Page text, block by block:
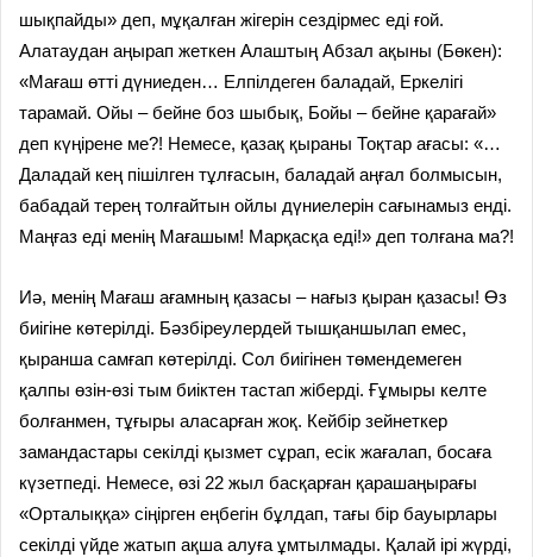
шықпайды» деп, мұқалған жігерін сездірмес еді ғой.
Алатаудан аңырап жеткен Алаштың Абзал ақыны (Бөкен):
«Мағаш өтті дүниеден… Елпілдеген баладай, Еркелігі
тарамай. Ойы – бейне боз шыбық, Бойы – бейне қарағай»
деп күңірене ме?! Немесе, қазақ қыраны Тоқтар ағасы: «…
Даладай кең пішілген тұлғасын, баладай аңғал болмысын,
бабадай терең толғайтын ойлы дүниелерін сағынамыз енді.
Маңғаз еді менің Мағашым! Марқасқа еді!» деп толғана ма?!
Иә, менің Мағаш ағамның қазасы – нағыз қыран қазасы! Өз
биігіне көтерілді. Бәзбіреулердей тышқаншылап емес,
қыранша самғап көтерілді. Сол биігінен төмендемеген
қалпы өзін-өзі тым биіктен тастап жіберді. Ғұмыры келте
болғанмен, тұғыры аласарған жоқ. Кейбір зейнеткер
замандастары секілді қызмет сұрап, есік жағалап, босаға
күзетпеді. Немесе, өзі 22 жыл басқарған қарашаңырағы
«Орталыққа» сіңірген еңбегін бұлдап, тағы бір бауырлары
секілді үйде жатып ақша алуға ұмтылмады. Қалай ірі жүрді,